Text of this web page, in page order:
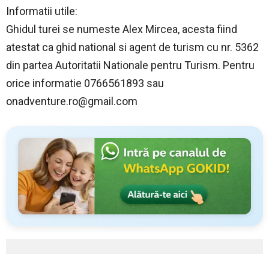
Informatii utile:
Ghidul turei se numeste Alex Mircea, acesta fiind
atestat ca ghid national si agent de turism cu nr. 5362
din partea Autoritatii Nationale pentru Turism. Pentru
orice informatie 0766561893 sau
onadventure.ro@gmail.com